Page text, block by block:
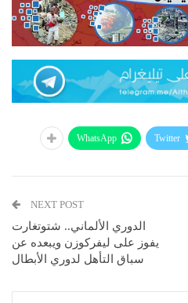
Twitter
WhatsApp
NEXT POST
الدوري الألماني.. شتوتغارت
يفوز على ليفركوزن ويبعده عن
سباق التأهل لدوري الأبطال